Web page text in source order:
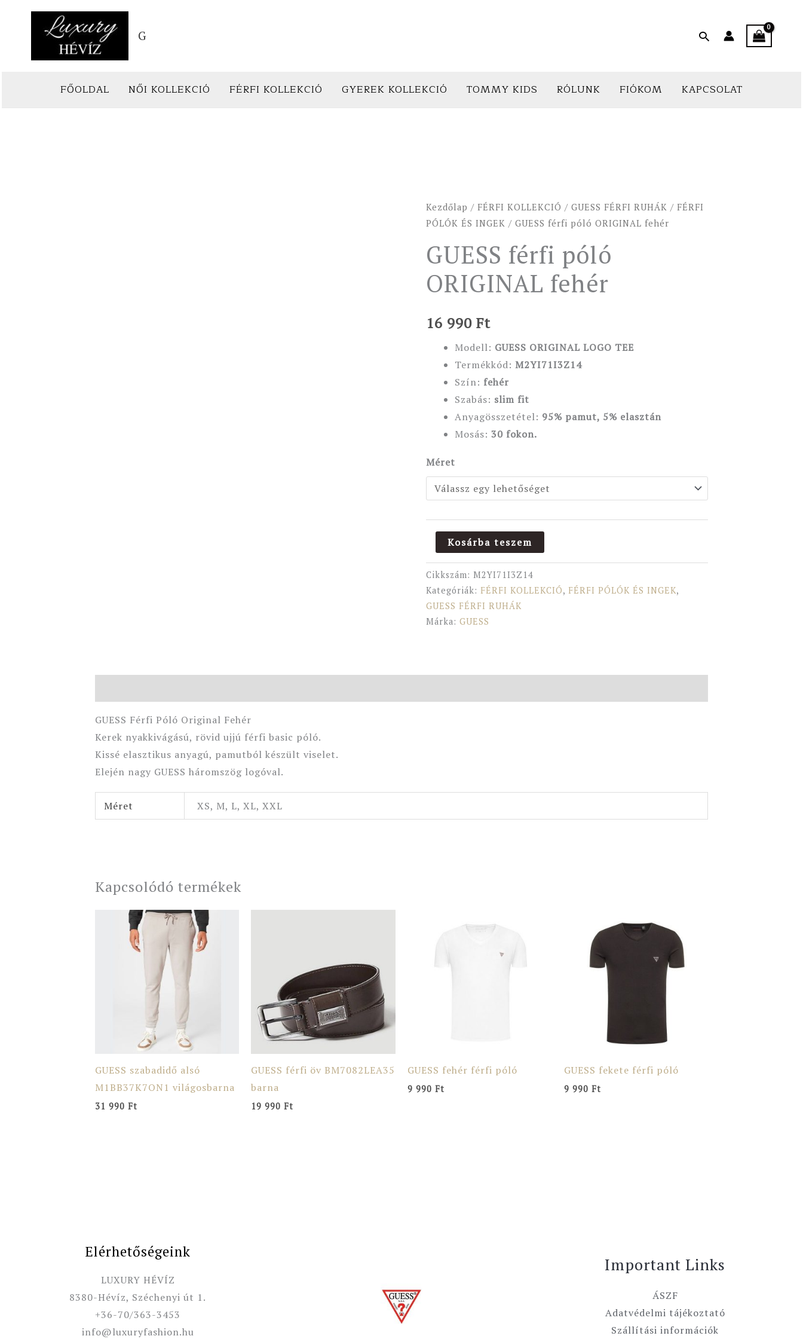
G Search
FŐOLDAL NŐI KOLLEKCIÓ FÉRFI KOLLEKCIÓ GYEREK KOLLEKCIÓ TOMMY KIDS RÓLUNK FIÓKOM KAPCSOLAT
Kezdőlap /FÉRFI KOLLEKCIÓ /GUESS FÉRFI RUHÁK /FÉRFI
PÓLÓK ÉS INGEK / GUESS férfi póló ORIGINAL fehér
GUESS férfi póló
ORIGINAL fehér
16 990Ft
Modell: GUESS ORIGINAL LOGO TEE
Termékkód:M2YI71I3Z14
Szín: fehér
Szabás: slim fit
Anyagösszetétel: 95% pamut, 5% elasztán
Mosás:30 fokon.
Méret
GUESS
férfi
ORIGINAL
fehér
mennyiség
Kosárba teszem
Cikkszám:M2YI71I3Z14
Kategóriák: FÉRFI KOLLEKCIÓ, FÉRFI PÓLÓK ÉS INGEK,
GUESS FÉRFI RUHÁK
Márka:GUESS
GUESS Férfi Póló Original Fehér
Kerek nyakkivágású, rövid ujjú férfi basic póló.
Kissé elasztikus anyagú, pamutból készült viselet.
Elején nagy GUESS háromszög logóval.
Méret XS, M, L, XL, XXL
Kapcsolódó termékek
GUESS szabadidő alsó
M1BB37K7ON1 világosbarna
31 990 Ft
GUESS férfi öv BM7082LEA35
barna
19 990Ft
GUESS fehér férfi póló
9 990 Ft
GUESS fekete férfi póló
9 990 Ft
Elérhetőségeink
LUXURY HÉVÍZ
8380-Hévíz, Széchenyi út 1.
+36-70/363-3453
info@luxuryfashion.hu
Important Links
ÁSZF
Adatvédelmi tájékoztató
Szállítási információk